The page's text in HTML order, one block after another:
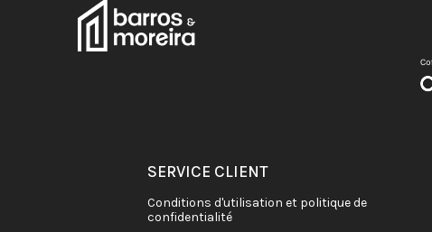
SERVICE CLIENT
conditions d'utilisation et politique de
confidentialité